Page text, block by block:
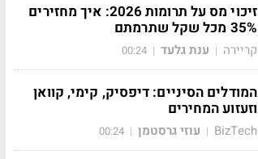
זיכוי מס על תרומות 2026: איך מחזירים
35% מכל שקל שתרמתם
קריירה | ענת גלעד |
00:24
המודלים הסיניים: דיפסיק, קימי, קוואן
וזעזוע המחירים
BizTech
| עוזי גרסטמן |
00:24